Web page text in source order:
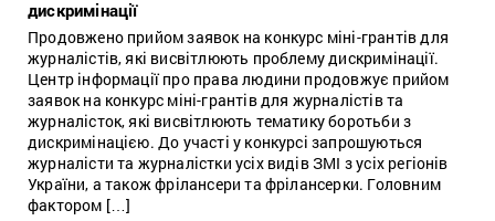
дискримінації
Продовжено прийом заявок на конкурс міні-грантів для
журналістів, які висвітлюють проблему дискримінації.
Центр інформації про права людини продовжує прийом
заявок на конкурс міні-грантів для журналістів та
журналісток, які висвітлюють тематику боротьби з
дискримінацією. До участі у конкурсі запрошуються
журналісти та журналістки усіх видів ЗМІ з усіх регіонів
України, а також фрілансери та фрілансерки. Головним
фактором […]